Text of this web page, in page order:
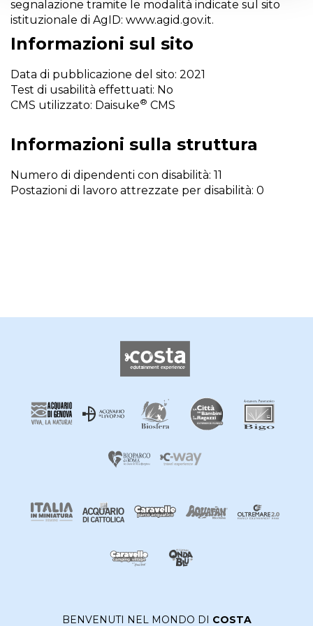
segnalazione tramite le modalità indicate sul sito
istituzionale di AgID: www.agid.gov.it.
Informazioni sul sito
Data di pubblicazione del sito: 2021
Test di usabilità effettuati: No
CMS utilizzato: Daisuke® CMS
Informazioni sulla struttura
Numero di dipendenti con disabilità: 11
Postazioni di lavoro attrezzate per disabilità: 0
BENVENUTI NEL MONDO DI COSTA